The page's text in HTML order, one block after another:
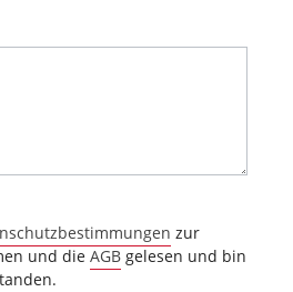
zur
und die AGB gelesen und bin